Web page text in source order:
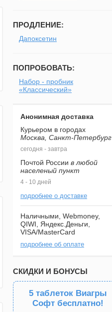
ПРОДЛЕНИЕ:
Дапоксетин
ПОПРОБОВАТЬ:
Набор - пробник
«Классический»
Анонимная доставка
Курьером в городах
Москва, Санкт-Петербург
сегодня - завтра
Почтой России в любой
населеный пункт
4 - 10 дней
подробнее о доставке
Наличными, Webmoney,
QIWI, Яндекс.Деньги,
VISA/MasterCard
подробнее об оплате
СКИДКИ И БОНУСЫ
5 таблеток Виагры
Софт бесплатно!